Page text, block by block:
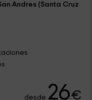
Andres (Santa Cruz
desde 26€